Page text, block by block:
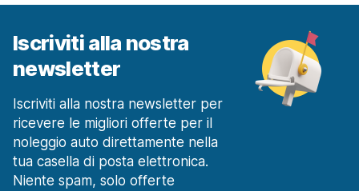
Iscriviti alla nostra
newsletter
Iscriviti alla nostra newsletter per
ricevere le migliori offerte per il
noleggio auto direttamente nella
tua casella di posta elettronica.
Niente spam, solo offerte